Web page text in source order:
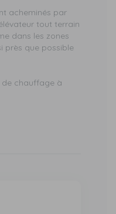
acheminés par
tout terrain
dans les zones
près que possible
de chauffage à